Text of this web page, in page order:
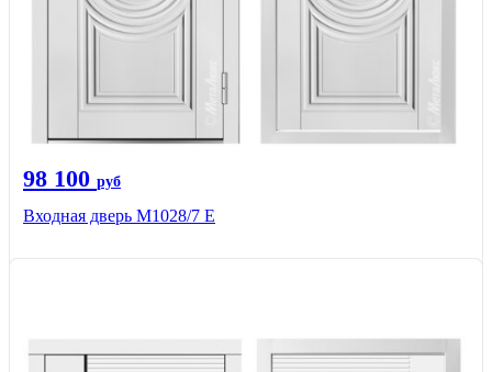
98 100 руб
Входная дверь М1028/7 Е